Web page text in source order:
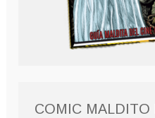
COMIC MALDITO